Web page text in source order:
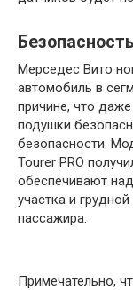
Безопасность
Мерседес Вито
автомобиль в
причине, что
подушки
безопасности.
Tourer PRO
обеспечивают
участка и
пассажира.
Примечательно,